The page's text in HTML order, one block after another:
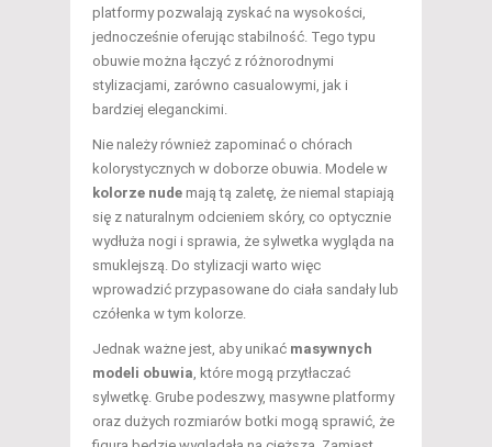
platformy pozwalają zyskać na wysokości,
jednocześnie oferując stabilność. Tego typu
obuwie można łączyć z różnorodnymi
stylizacjami, zarówno casualowymi, jak i
bardziej eleganckimi.
Nie należy również zapominać o chórach
kolorystycznych w doborze obuwia. Modele w
kolorze nude mają tą zaletę, że niemal stapiają
się z naturalnym odcieniem skóry, co optycznie
wydłuża nogi i sprawia, że sylwetka wygląda na
smuklejszą. Do stylizacji warto więc
wprowadzić przypasowane do ciała sandały lub
czółenka w tym kolorze.
Jednak ważne jest, aby unikać masywnych
modeli obuwia , które mogą przytłaczać
sylwetkę. Grube podeszwy, masywne platformy
oraz dużych rozmiarów botki mogą sprawić, że